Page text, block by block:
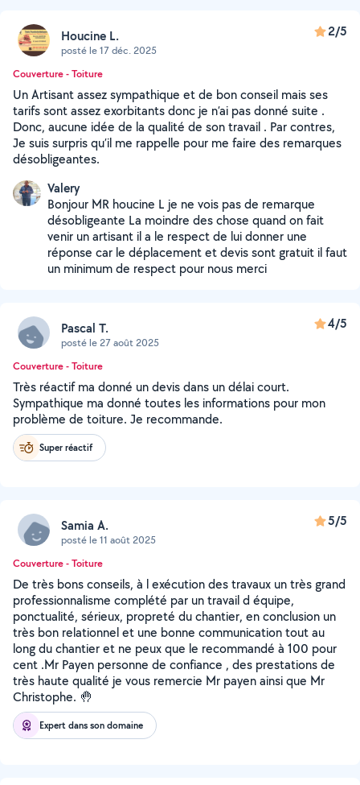
Houcine L.
posté le 17 déc. 2025
2/5
Couverture - Toiture
Un Artisant assez sympathique et de bon conseil mais ses
tarifs sont assez exorbitants donc je n’ai pas donné suite .
Donc, aucune idée de la qualité de son travail . Par contres,
Je suis surpris qu’il me rappelle pour me faire des remarques
désobligeantes.
Valery
Bonjour MR houcine L je ne vois pas de remarque
désobligeante La moindre des chose quand on fait
venir un artisant il a le respect de lui donner une
réponse car le déplacement et devis sont gratuit il faut
un minimum de respect pour nous merci
Pascal T.
posté le 27 août 2025
4/5
Couverture - Toiture
Très réactif ma donné un devis dans un délai court.
Sympathique ma donné toutes les informations pour mon
problème de toiture. Je recommande.
Super réactif
Samia A.
posté le 11 août 2025
5/5
Couverture - Toiture
De très bons conseils, à l exécution des travaux un très grand
professionnalisme complété par un travail d équipe,
ponctualité, sérieux, propreté du chantier, en conclusion un
très bon relationnel et une bonne communication tout au
long du chantier et ne peux que le recommandé à 100 pour
cent .Mr Payen personne de confiance , des prestations de
très haute qualité je vous remercie Mr payen ainsi que Mr
Christophe. 🤚
Expert dans son domaine